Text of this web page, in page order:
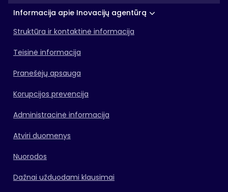
Informacija apie Inovacijų agentūrą
Struktūra ir kontaktinė informacija
Teisinė informacija
Pranešėjų apsauga
Korupcijos prevencija
Administracinė informacija
Atviri duomenys
Nuorodos
Dažnai užduodami klausimai